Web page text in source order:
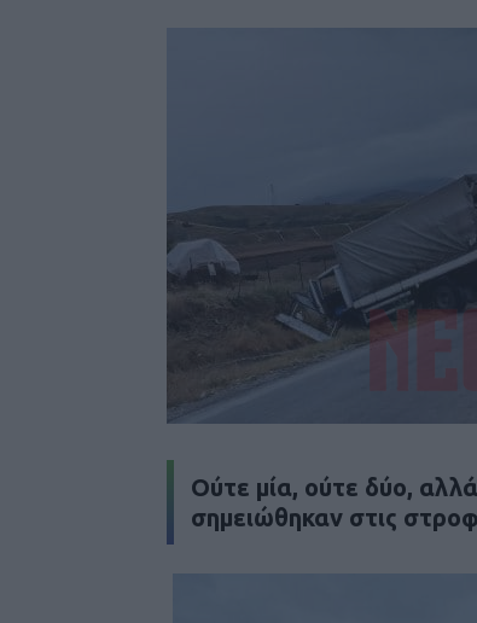
Ούτε μία, ούτε δύο,
σημειώθηκαν στις